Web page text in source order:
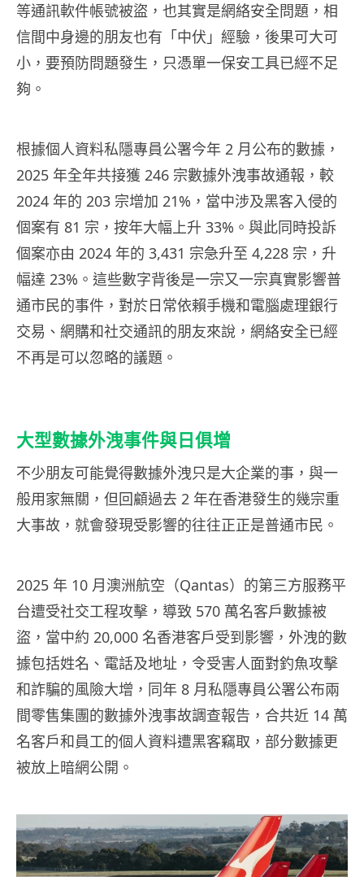
等通訊軟件帳號被盜，也其實是網絡安全問題，相
信間中身邊的朋友也有「中伏」經驗，後果可大可
小，要預防問題發生，只憑單一保安工具已經不足
夠。
根據個人資料私隱專員公署今年 2 月公布的數據，
2025 年全年共接獲 246 宗數據外洩事故通報，較
2024 年的 203 宗增加 21%，當中涉及黑客入侵的
個案有 81 宗，按年大幅上升 33%。與此同時投訴
個案亦由 2024 年的 3,431 宗急升至 4,228 宗，升
幅達 23%。這些數字背後是一宗又一宗真實影響普
通市民的事件，對於日常依賴手機和電腦處理銀行
交易、網購和社交通訊的朋友來說，網絡安全已經
不再是可以忽略的議題。
大型數據外洩事件與日俱增
不少朋友可能覺得數據外洩只是大企業的事，與一
般用家無關，但回顧過去 2 年在香港發生的幾宗重
大事故，就會發現受影響的往往正正是普通市民。
2025 年 10 月澳洲航空（Qantas）的第三方服務平
台遭受社交工程攻擊，導致 570 萬名客戶數據被
盜，當中約 20,000 名香港客戶受到影響，外洩的數
據包括姓名、電話及地址，令受害人面對釣魚攻擊
和詐騙的風險大增，同年 8 月私隱專員公署公布兩
間零售集團的數據外洩事故調查報告，合共近 14 萬
名客戶和員工的個人資料遭黑客竊取，部分數據更
被放上暗網公開。